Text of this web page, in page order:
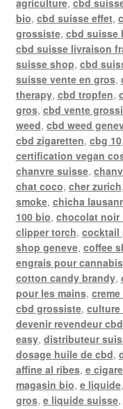
bio, cbd suisse effet,
grossiste, cbd suisse
cbd suisse livraison
suisse shop, cbd
suisse vente en gros,
therapy, cbd tropfen,
gros, cbd vente
weed, cbd weed
cbd zigaretten, cbg 10,
certification vegan
chanvre suisse,
chat coco, cher zurich,
smoke, chicha
100 bio, chocolat noir
clipper torch, cocktail
shop geneve, coffee
engrais pour cannabis
cotton candy brandy,
pour les mains,
cbd grossiste, culture
devenir revendeur cbd
easy, distributeur
dosage huile de cbd,
affine al ribes, e
magasin bio, e liquide,
gros, e liquide suisse,